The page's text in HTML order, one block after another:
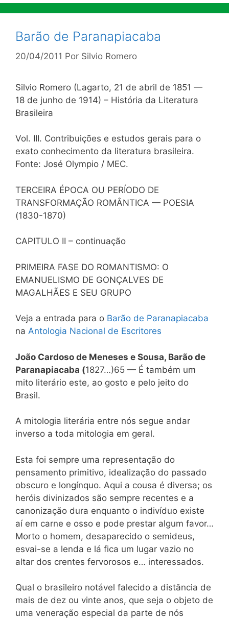
Barão de Paranapiacaba
20/04/2011 Por Silvio Romero
Silvio Romero (Lagarto, 21 de abril de 1851 —
18 de junho de 1914) – História da Literatura
Brasileira
Vol. III. Contribuições e estudos gerais para o
exato conhecimento da literatura brasileira.
Fonte: José Olympio / MEC.
TERCEIRA ÉPOCA OU PERÍODO DE
TRANSFORMAÇÃO ROMÂNTICA — POESIA
(1830-1870)
CAPITULO II – continuação
PRIMEIRA FASE DO ROMANTISMO: O
EMANUELISMO DE GONÇALVES DE
MAGALHÃES E SEU GRUPO
Veja a entrada para o Barão de Paranapiacaba
na Antologia Nacional de Escritores
João Cardoso de Meneses e Sousa, Barão de
Paranapiacaba (1827…)65 — É também um
mito literário este, ao gosto e pelo jeito do
Brasil.
A mitologia literária entre nós segue andar
inverso a toda mitologia em geral.
Esta foi sempre uma representação do
pensamento primitivo, idealização do passado
obscuro e longínquo. Aqui a cousa é diversa; os
heróis divinizados são sempre recentes e a
canonização dura enquanto o indivíduo existe
aí em carne e osso e pode prestar algum favor…
Morto o homem, desaparecido o semideus,
esvai-se a lenda e lá fica um lugar vazio no
altar dos crentes fervorosos e… interessados.
Qual o brasileiro notável falecido a distância de
mais de dez ou vinte anos, que seja o objeto de
uma veneração especial da parte de nós